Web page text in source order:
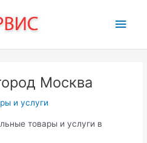
Москва
и услуги
товары и услуги в